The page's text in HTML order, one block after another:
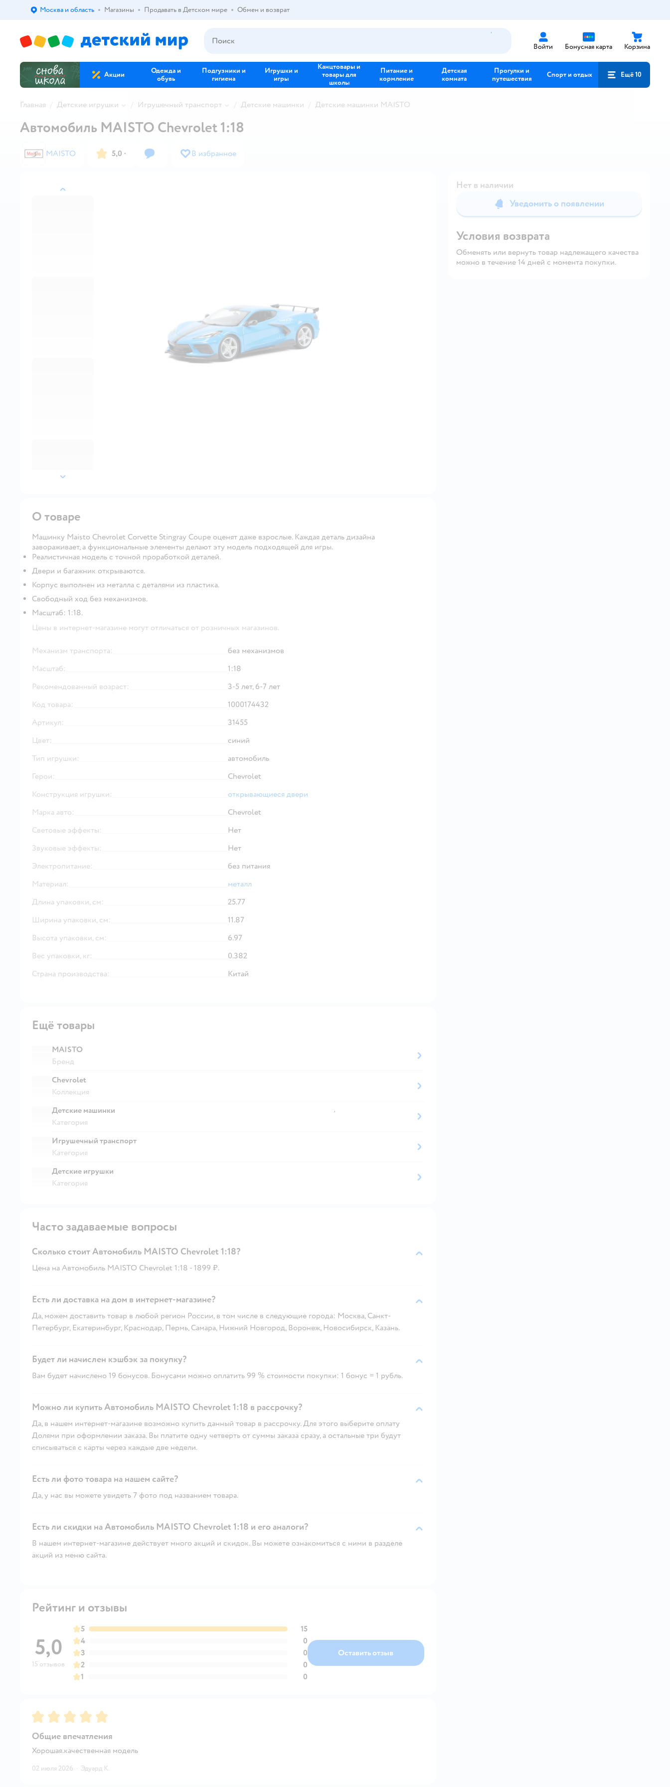
Выбор адреса доставки.
Москва и область Магазины Продавать в Детском мире Обмен и возврат
Войти Бонусная карта Корзина
Акции
Одежда и
обувь
Подгузники и
гигиена
Игрушки и
игры
Канцтовары и
товары для
школы
Питание и
кормление
Детская
комната
Прогулки и
путешествия
Спорт и отдых Ещё 10
Главная Детские игрушки Игрушечный транспорт Детские машинки Детские машинки MAISTO
назад
далее
Автомобиль MAISTO Chevrolet 1:18
MAISTO 5,0 · В избранное
Нет в наличии
Уведомить о появлении
Условия возврата
Обменять или вернуть товар надлежащего качества
можно в течение 14 дней с момента покупки.
О товаре
Машинку Maisto Chevrolet Corvette Stingray Coupe оценят даже взрослые. Каждая деталь дизайна
завораживает, а функциональные элементы делают эту модель подходящей для игры.
Реалистичная модель с точной проработкой деталей.
Двери и багажник открываются.
Корпус выполнен из металла с деталями из пластика.
Свободный ход без механизмов.
Масштаб: 1:18.
Цены в интернет-магазине могут отличаться от розничных магазинов.
Механизм транспорта:
без механизмов
Масштаб:
1:18
Рекомендованный возраст:
3-5 лет, 6-7 лет
Код товара:
1000174432
Артикул:
31455
Цвет:
синий
Тип игрушки:
автомобиль
Герои:
Chevrolet
Конструкция игрушки:
открывающиеся двери
Марка авто:
Chevrolet
Световые эффекты:
Нет
Звуковые эффекты:
Нет
Электропитание:
без питания
Материал:
металл
Длина упаковки, см:
25.77
Ширина упаковки, см:
11.87
Высота упаковки, см:
6.97
Вес упаковки, кг:
0.382
Страна производства:
Китай
Ещё товары
MAISTO
Бренд
Chevrolet
Коллекция
Детские машинки
Категория
Игрушечный транспорт
Категория
Детские игрушки
Категория
Часто задаваемые вопросы
Сколько стоит Автомобиль MAISTO Chevrolet 1:18?
Цена на Автомобиль MAISTO Chevrolet 1:18 - 1899 ₽.
Есть ли доставка на дом в интернет-магазине?
Да, можем доставить товар в любой регион России, в том числе в следующие города: Москва, Санкт-
Петербург, Екатеринбург, Краснодар, Пермь, Самара, Нижний Новгород, Воронеж, Новосибирск, Казань.
Будет ли начислен кэшбэк за покупку?
Вам будет начислено 19 бонусов. Бонусами можно оплатить 99 % стоимости покупки: 1 бонус = 1 рубль.
Можно ли купить Автомобиль MAISTO Chevrolet 1:18 в рассрочку?
Да, в нашем интернет-магазине возможно купить данный товар в рассрочку. Для этого выберите оплату
Долями при оформлении заказа. Вы платите одну четверть от суммы заказа сразу, а остальные три будут
списываться с карты через каждые две недели.
Есть ли фото товара на нашем сайте?
Да, у нас вы можете увидеть 7 фото под названием товара.
Есть ли скидки на Автомобиль MAISTO Chevrolet 1:18 и его аналоги?
В нашем интернет-магазине действует много акций и скидок. Вы можете ознакомиться с ними в разделе
акций из меню сайта.
Рейтинг и отзывы
5,0
15 отзывов
5
15
4
0
3
0
2
0
1
0
Оставить отзыв
Рейтинг:5
Общие впечатления
Хорошая.качественная модель
02 июля 2026 · Эдуард К.